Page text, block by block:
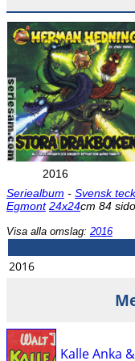
2016
Seriealbum - Svensk
Egmont 24x24cm 84
Visa alla omslag: 2016
2016
Kalle Anka